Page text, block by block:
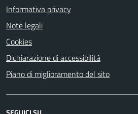
Informativa privacy
Note legali
Cookies
Dichiarazione di accessibilità
Piano di miglioramento del sito